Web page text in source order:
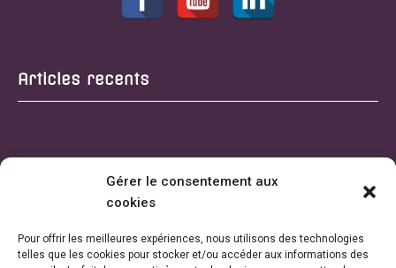
Gérer le consentement aux
cookies
Pour offrir les meilleures expériences, nous utilisons des technologies
telles que les cookies pour stocker et/ou accéder aux informations des
Articles recents